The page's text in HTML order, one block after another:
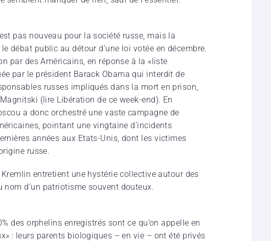
pas nouveau pour la société russe, mais la
débat public au détour d’une loi votée en décembre.
par des Américains, en réponse à la «liste
par le président Barack Obama qui interdit de
russes impliqués dans la mort en prison,
(lire Libération de ce week-end). En
a donc orchestré une vaste campagne de
pointant une vingtaine d’incidents
années aux Etats-Unis, dont les victimes
russe.
entretient une hystérie collective autour des
d’un patriotisme souvent douteux.
des orphelins enregistrés sont ce qu’on appelle en
: leurs parents biologiques – en vie – ont été privés